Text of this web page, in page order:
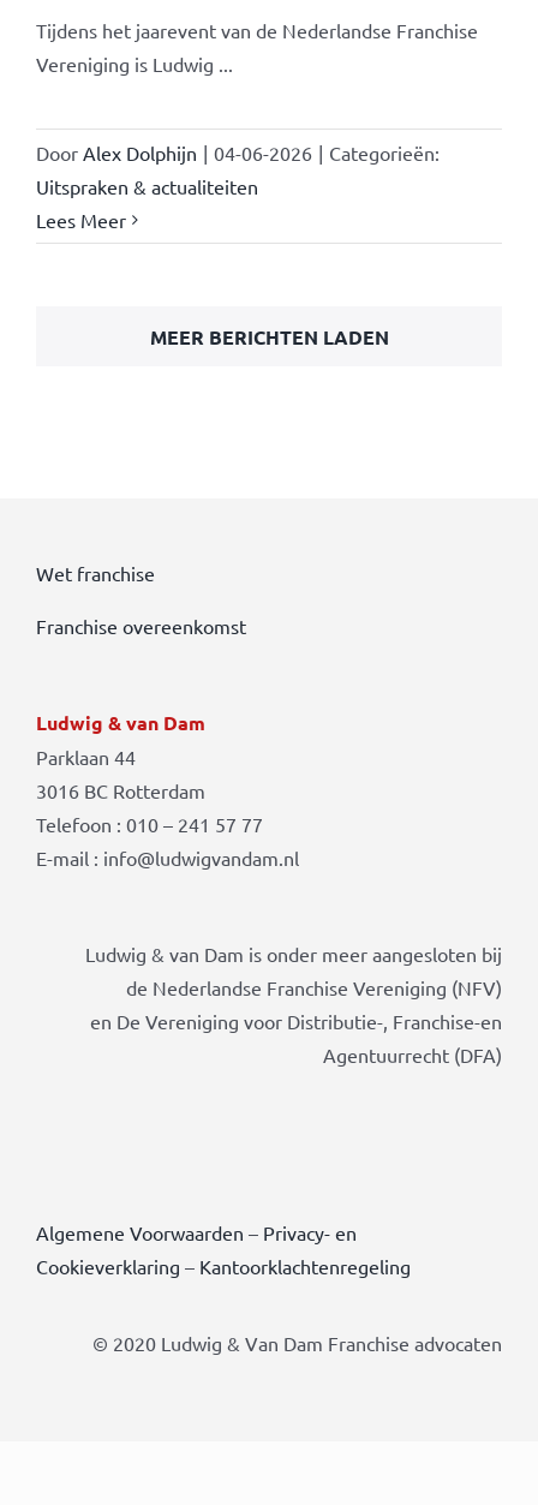
Tijdens het jaarevent van de Nederlandse Franchise
Vereniging is Ludwig ...
Door Alex Dolphijn | 04-06-2026 | Categorieën:
Uitspraken & actualiteiten
Lees Meer
MEER BERICHTEN LADEN
Wet franchise
Franchise overeenkomst
Ludwig & van Dam
Parklaan 44
3016 BC Rotterdam
Telefoon : 010 – 241 57 77
E-mail : info@ludwigvandam.nl
Ludwig & van Dam is onder meer aangesloten bij
de Nederlandse Franchise Vereniging (NFV)
en De Vereniging voor Distributie-, Franchise-en
Agentuurrecht (DFA)
Algemene Voorwaarden – Privacy- en
Cookieverklaring – Kantoorklachtenregeling
© 2020 Ludwig & Van Dam Franchise advocaten